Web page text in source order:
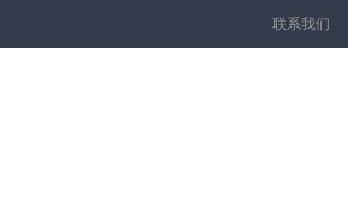
联系我们